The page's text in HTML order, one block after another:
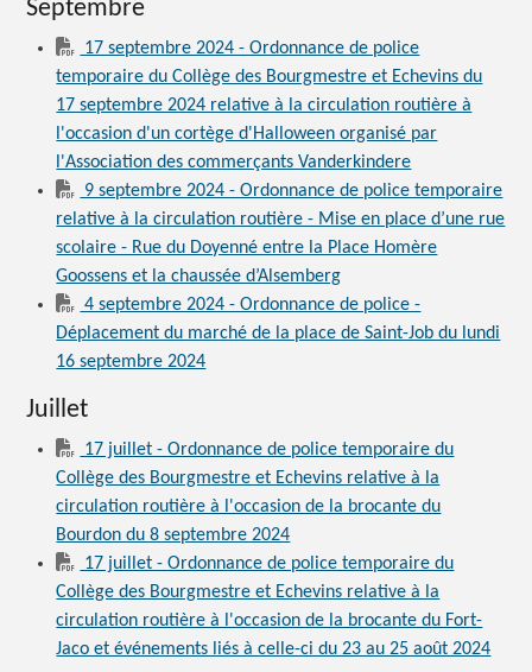
Septembre
17 septembre 2024 - Ordonnance de police
temporaire du Collège des Bourgmestre et Echevins du
17 septembre 2024 relative à la circulation routière à
l'occasion d'un cortège d'Halloween organisé par
l'Association des commerçants Vanderkindere
9 septembre 2024 - Ordonnance de police temporaire
relative à la circulation routière - Mise en place d’une rue
scolaire - Rue du Doyenné entre la Place Homère
Goossens et la chaussée d’Alsemberg
4 septembre 2024 - Ordonnance de police -
Déplacement du marché de la place de Saint-Job du lundi
16 septembre 2024
Juillet
17 juillet - Ordonnance de police temporaire du
Collège des Bourgmestre et Echevins relative à la
circulation routière à l'occasion de la brocante du
Bourdon du 8 septembre 2024
17 juillet - Ordonnance de police temporaire du
Collège des Bourgmestre et Echevins relative à la
circulation routière à l'occasion de la brocante du Fort-
Jaco et événements liés à celle-ci du 23 au 25 août 2024